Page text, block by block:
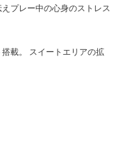
プレー中の心身のストレス
載。 スイートエリアの拡